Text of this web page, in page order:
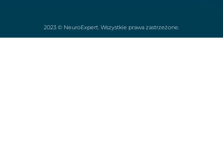
2023 © NeuroExpert. Wszystkie prawa zastrzeżone.